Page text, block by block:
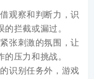
观察和判断力，识
拦截或漏过。
张刺激的氛围，让
压力和挑战。
识别任务外，游戏